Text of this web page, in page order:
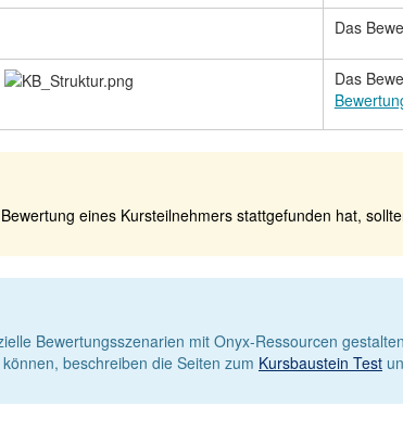
Das
Das
eines Kursteilnehmers stattgefunden hat,
Bewertungsszenarien mit Onyx-Ressourcen
beschreiben die Seiten zum Kursbaustein Test